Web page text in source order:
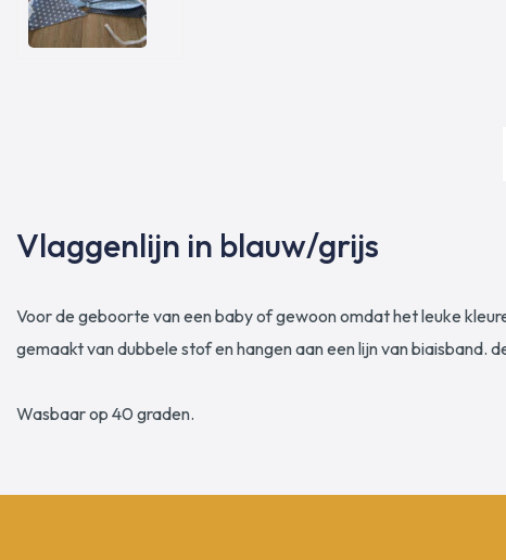
Vlaggenlijn in blauw/grijs
Voor de geboorte van een baby of gewoon omdat het leuke
gemaakt van dubbele stof en hangen aan een lijn van biaisband.
Wasbaar op 40 graden.